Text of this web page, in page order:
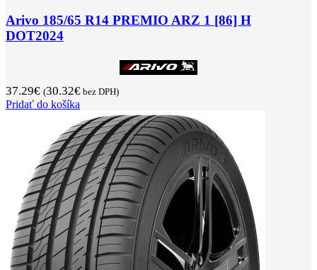
Arivo 185/65 R14 PREMIO ARZ 1 [86] H
DOT2024
37.29€ (30.32€ bez DPH)
Pridať do košíka